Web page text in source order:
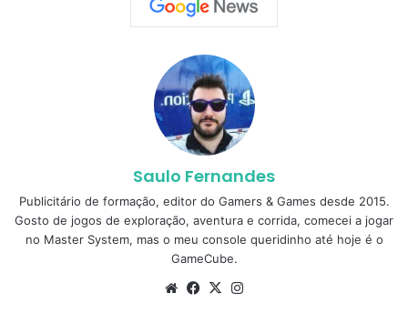
Saulo Fernandes
Publicitário de formação, editor do Gamers & Games desde 2015.
Gosto de jogos de exploração, aventura e corrida, comecei a jogar
no Master System, mas o meu console queridinho até hoje é o
GameCube.
WebsiteFacebook
X